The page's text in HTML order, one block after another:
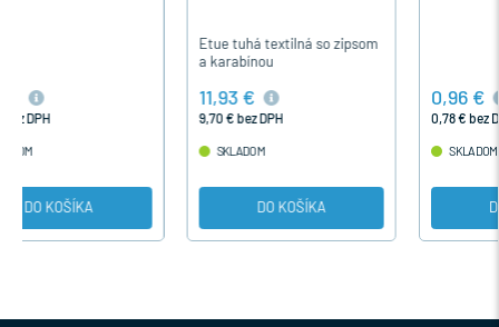
Etue tuhá textilná so zipsom
11,93 €
9,70 € bez DPH
0,96 €
0,78 € bez DPH